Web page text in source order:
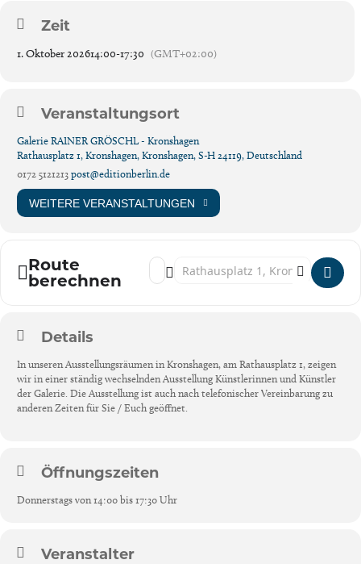
Zeit
1. Oktober 202614:00-17:30 (GMT+02:00)
Veranstaltungsort
Galerie RAINER GRÖSCHL - Kronshagen
Rathausplatz 1, Kronshagen, Kronshagen, S-H 24119, Deutschland
0172 5121213post@editionberlin.de
WEITERE VERANSTALTUNGEN
Route
berechnen
Address - Kronshagen: KünstlerInnen der
Destination Address - Kronshagen:
Details
In unseren Ausstellungsräumen in Kronshagen, am Rathausplatz 1, zeigen
wir in einer ständig wechselnden Ausstellung Künstlerinnen und Künstler
der Galerie. Die Ausstellung ist auch nach telefonischer Vereinbarung zu
anderen Zeiten für Sie / Euch geöffnet.
Öffnungszeiten
Donnerstags von 14:00 bis 17:30 Uhr
Veranstalter